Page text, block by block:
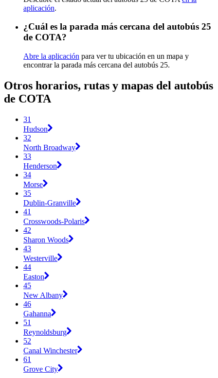
aplicación.
¿Cuál es la parada más cercana del autobús 25
de COTA?
Abre la aplicación para ver tu ubicación en un mapa y
encontrar la parada más cercana del autobús 25.
Otros horarios, rutas y mapas del autobús
de COTA
31
Hudson
32
North Broadway
33
Henderson
34
Morse
35
Dublin-Granville
41
Crosswoods-Polaris
42
Sharon Woods
43
Westerville
44
Easton
45
New Albany
46
Gahanna
51
Reynoldsburg
52
Canal Winchester
61
Grove City